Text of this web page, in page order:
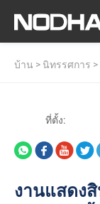
บ้าน > นิทรรศการ >
ที่ตั้ง:
งานแสดงสิ